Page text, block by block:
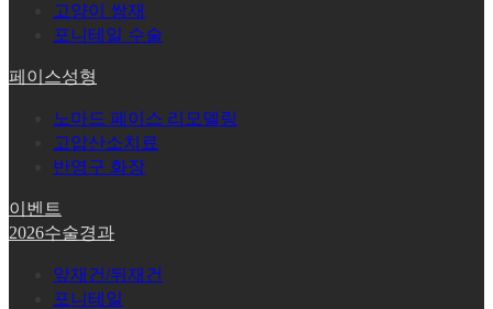
고양이 쌍재
포니테일 수술
페이스성형
노마드 페이스 리모델링
고압산소치료
반영구 화장
이벤트
2026수술경과
앞재건/뒤재건
포니테일